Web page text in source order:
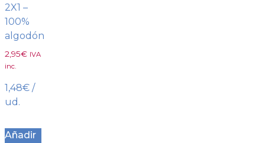
2X1 –
100%
algodón
2,95€ IVA
inc.
1,48€ /
ud.
Añadir